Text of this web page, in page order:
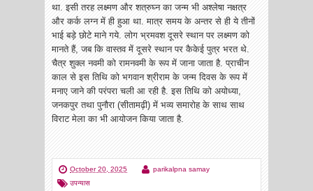
था. इसी तरह लक्ष्मण और शत्रुघ्न का जन्म भी अश्लेषा नक्षत्र
और कर्क लग्न में ही हुआ था. मात्र समय के अन्तर से ही ये तीनों
भाई बड़े छोटे माने गये. लोग भ्रमवश दूसरे स्थान पर लक्ष्मण को
मानते हैं, जब कि वास्तव में दूसरे स्थान पर कैकेई पुत्र भरत थे.
चैत्र शुक्ल नवमी को रामनवमी के रूप में जाना जाता है. प्राचीन
काल से इस तिथि को भगवान श्रीराम के जन्म दिवस के रूप में
मनाए जाने की परंपरा चली आ रही है. इस तिथि को अयोध्या,
जनकपुर तथा पुनौरा (सीतामढ़ी) में भव्य समारोह के साथ साथ
विराट मेला का भी आयोजन किया जाता है.
October 20, 2025
parikalpna samay
उपन्यास